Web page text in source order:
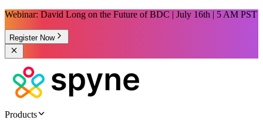
Webinar: David Long on the Future of BDC | July 16th | 5 AM PST
Register Now
Products